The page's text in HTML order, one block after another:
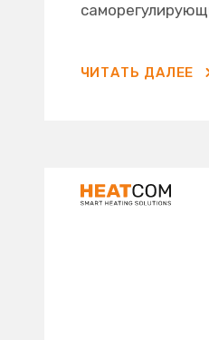
ЧИТАТЬ ДАЛЕЕ